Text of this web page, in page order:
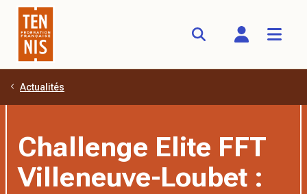
Aller au contenu principal
Actualités
Challenge Elite FFT
Villeneuve-Loubet :